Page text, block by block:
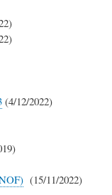
(4/12/2022)
(15/11/2022)